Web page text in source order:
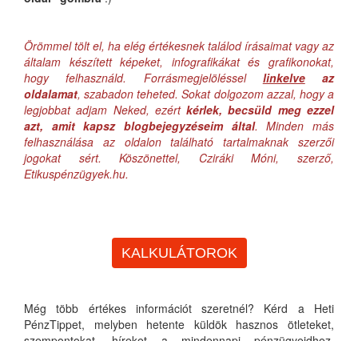
Örömmel tölt el, ha elég értékesnek találod írásaimat vagy az
általam készített képeket, infografikákat és grafikonokat,
hogy felhasználd. Forrásmegjelöléssel linkelveaz
oldalamat, szabadon teheted. Sokat dolgozom azzal, hogy a
legjobbat adjam Neked, ezértkérlek, becsüld meg ezzel
azt, amit kapsz blogbejegyzéseim által. Minden más
felhasználása az oldalon található tartalmaknak szerzői
jogokat sért. Köszönettel, Cziráki Móni, szerző,
Etikuspénzügyek.hu.
KALKULÁTOROK
Még több értékes információt szeretnél? Kérd a Heti
PénzTippet, melyben hetente küldök hasznos ötleteket,